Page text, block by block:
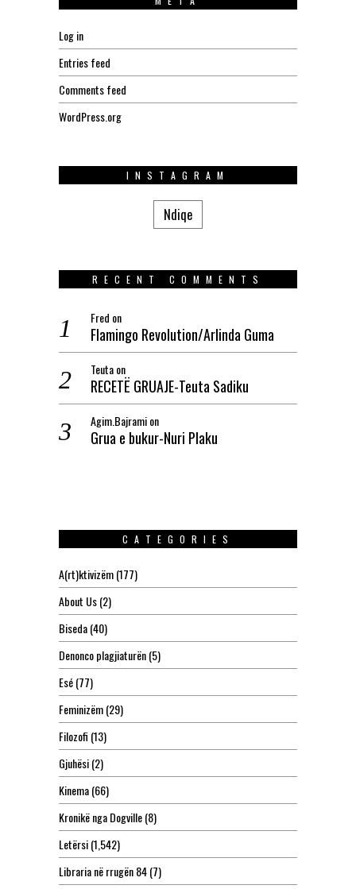
Log in
Entries feed
Comments feed
WordPress.org
INSTAGRAM
Ndiqe
RECENT COMMENTS
Fred on
Flamingo Revolution/Arlinda Guma
Teutaon
RECETË GRUAJE-Teuta Sadiku
Agim.Bajramion
Grua e bukur-Nuri Plaku
CATEGORIES
A(rt)ktivizëm(177)
About Us(2)
Biseda(40)
Denonco plagjiaturën(5)
Esé(77)
Feminizëm(29)
Filozofi (13)
Gjuhësi(2)
Kinema(66)
Kronikë nga Dogville(8)
Letërsi(1,542)
Libraria në rrugën 84(7)